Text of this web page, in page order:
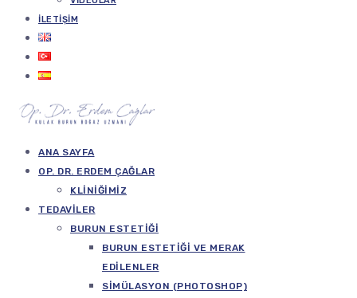
İLETIŞIM
ANA SAYFA
OP. DR. ERDEM ÇAĞLAR
KLINIĞIMIZ
TEDAVILER
BURUN ESTETIĞI
BURUN ESTETIĞI VE MERAK
EDILENLER
SIMÜLASYON (PHOTOSHOP)